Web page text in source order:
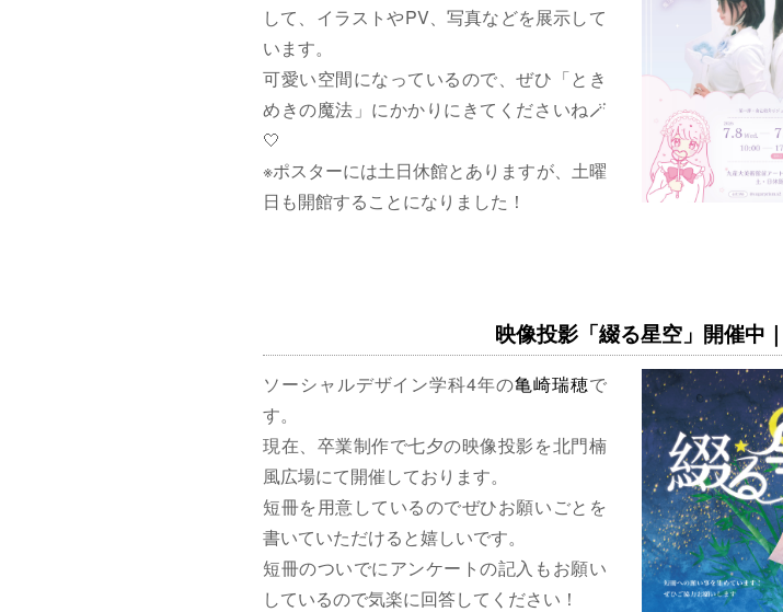
して、イラストやPV、写真などを展示して
います。
可愛い空間になっているので、ぜひ「とき
めきの魔法」にかかりにきてくださいね🪄
🤍
※ポスターには土日休館とありますが、土曜
日も開館することになりました！
映像投影「綴る星空」開催中
ソーシャルデザイン学科4年の亀崎瑞穂で
す。
現在、卒業制作で七夕の映像投影を北門楠
風広場にて開催しております。
短冊を用意しているのでぜひお願いごとを
書いていただけると嬉しいです。
短冊のついでにアンケートの記入もお願い
しているので気楽に回答してください！